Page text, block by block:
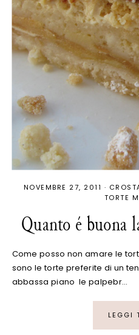
NOVEMBRE 27, 2011 ·
TORTE
Quanto é buona
Come posso non amare le
sono le torte preferite di un
abbassa piano le palpebr…
LEGGI